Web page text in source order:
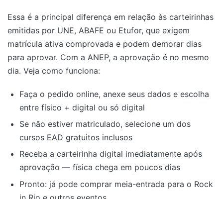
Essa é a principal diferença em relação às carteirinhas
emitidas por UNE, ABAFE ou Etufor, que exigem
matrícula ativa comprovada e podem demorar dias
para aprovar. Com a ANEP, a aprovação é no mesmo
dia. Veja como funciona:
Faça o pedido online, anexe seus dados e escolha
entre físico + digital ou só digital
Se não estiver matriculado, selecione um dos
cursos EAD gratuitos inclusos
Receba a carteirinha digital imediatamente após
aprovação — física chega em poucos dias
Pronto: já pode comprar meia-entrada para o Rock